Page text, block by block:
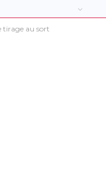
tirage au sort